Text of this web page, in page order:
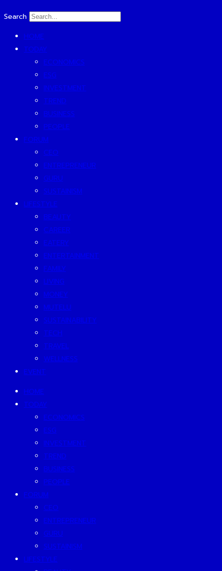
Search
HOME
TODAY
ECONOMICS
ESG
INVESTMENT
TREND
BUSINESS
PEOPLE
FORUM
CEO
ENTREPRENEUR
GURU
SUSTAINISM
LIFESTYLE
BEAUTY
CAREER
EATERY
ENTERTAINMENT
FAMILY
LIVING
MONEY
MUTELU
SUSTAINABILITY
TECH
TRAVEL
WELLNESS
EVENT
HOME
TODAY
ECONOMICS
ESG
INVESTMENT
TREND
BUSINESS
PEOPLE
FORUM
CEO
ENTREPRENEUR
GURU
SUSTAINISM
LIFESTYLE